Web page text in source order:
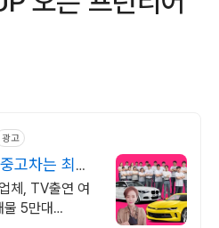
광고
고차는 최우
체, TV출연 여
물 5만대